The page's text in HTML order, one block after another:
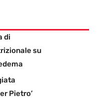
di
su
Pietro’